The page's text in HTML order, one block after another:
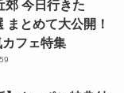
郊 今日行きた
まとめて大公開！
フェ特集